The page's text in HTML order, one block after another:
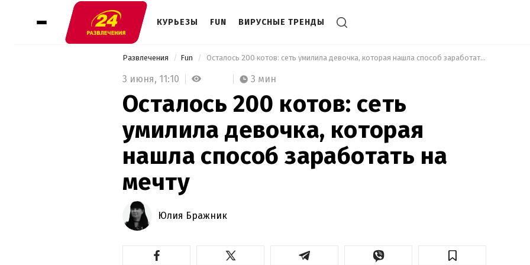
КУРЬЕЗЫ FUN ВИРУСНЫЕ ТРЕНДЫ
Развлечения Fun Осталось 200 котов: сеть умилила девочка, которая нашла способ заработать на мечту
3 июня, 11:10 3 мин
Осталось 200 котов: сеть
умилила девочка, которая
нашла способ заработать на
мечту
Юлия Бражник